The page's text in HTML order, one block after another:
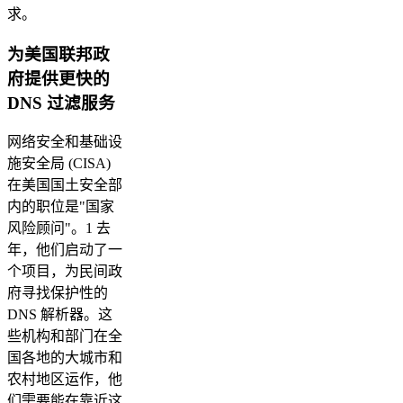
求。
为美国联邦政
府提供更快的
DNS 过滤服务
网络安全和基础设
施安全局 (CISA)
在美国国土安全部
内的职位是"国家
风险顾问"。1 去
年，他们启动了一
个项目，为民间政
府寻找保护性的
DNS 解析器。这
些机构和部门在全
国各地的大城市和
农村地区运作，他